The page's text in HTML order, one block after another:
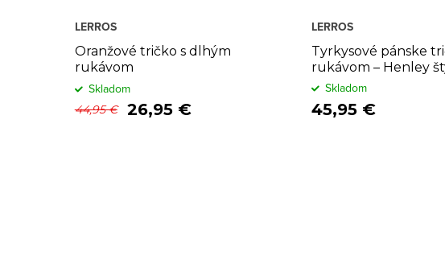
Oranžové tričko s dlhým
rukávom
LERROS
44,95 € 26,95 €
Skladom
Tyrkysové pánske
rukávom – Henley
LERROS
45,95 €
Skladom